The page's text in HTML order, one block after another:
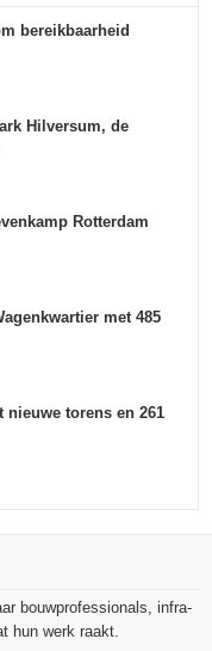
bereikbaarheid
Hilversum, de
Rotterdam
met 485
torens en 261
bouwprofessionals, infra-
hun werk raakt.